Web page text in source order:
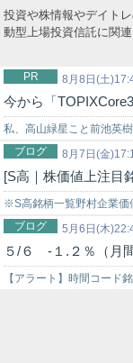
投資や株情報やデイト
動型上場投資信託に関連
8月8日(土
PR
今から「
私、高山緑星こと前池英
時のNYダウ暴落チャー
8月7日(金
ブログ
[S高｜株価値上注目
※S高銘柄一覧野村企業価
へ上方修正Ｊ－ＭＡＸ東
換…
5月6日(木
ブログ
５/６ -１.２％（月
【アラート】時間コード